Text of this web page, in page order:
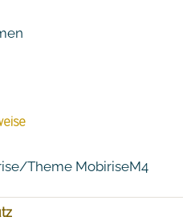
Theme MobiriseM4